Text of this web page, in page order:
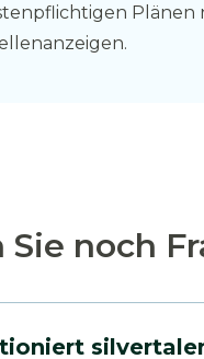
Plänen
Sie noch